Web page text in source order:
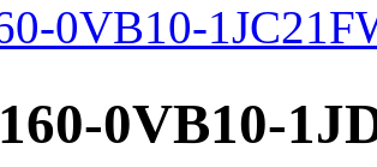
0VB10-1JC2
0VB10-